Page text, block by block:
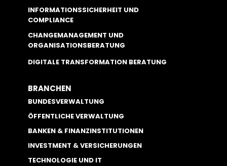
INFORMATIONSSICHERHEIT UND
COMPLIANCE
CHANGEMANAGEMENT UND
ORGANISATIONSBERATUNG
DIGITALE TRANSFORMATION BERATUNG
BRANCHEN
BUNDESVERWALTUNG
ÖFFENTLICHE VERWALTUNG
BANKEN & FINANZINSTITUTIONEN
INVESTMENT & VERSICHERUNGEN
TECHNOLOGIE UND IT